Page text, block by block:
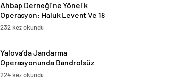
Ahbap Derneği’ne Yönelik
Operasyon: Haluk Levent Ve 18
Şüpheli Gözaltına Alındı
232 kez okundu
Yalova’da Jandarma
Operasyonunda Bandrolsüz
Tütün Ele Geçirildi
224 kez okundu